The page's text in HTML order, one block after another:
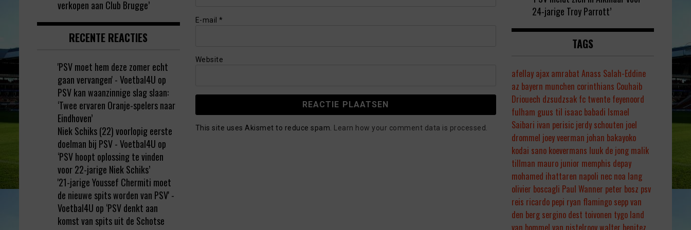
E-mail *
Website
This site uses Akismet to reduce spam. Learn how your comment data is processed.
verkopen aan Club Brugge’
RECENTE REACTIES
'PSV moet hem deze zomer echt
gaan vervangen' - Voetbal4U op
PSV kan waanzinnige slag slaan:
‘Twee ervaren Oranje-spelers naar
Eindhoven’
Niek Schiks (22) voorlopig eerste
doelman bij PSV - Voetbal4U op
‘PSV hoopt oplossing te vinden
voor 22-jarige Niek Schiks’
'21-jarige Youssef Chermiti moet
de nieuwe spits worden van PSV' -
Voetbal4U op ‘PSV denkt aan
komst van spits uit de Schotse
24-jarige Troy Parrott’
TAGS
afellay ajax amrabat Anass Salah-Eddine
az bayern munchen corinthians Couhaib
Driouech dzsudzsak fc twente feyenoord
fulham guus til isaac babadi Ismael
Saibari ivan perisic jerdy schouten joel
drommel joey veerman johan bakayoko
kodai sano koevermans luuk de jong malik
tillman mauro junior memphis depay
mohamed ihattaren napoli nec noa lang
olivier boscagli Paul Wanner peter bosz psv
reis ricardo pepi ryan flamingo sepp van
den berg sergino dest toivonen tygo land